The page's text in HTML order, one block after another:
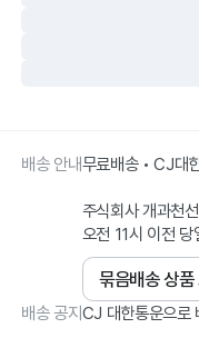
배송 안내무료배송 • CJ대
주식회사 개과천
오전 11시 이전
묶음배송 상품
배송 공지CJ 대한통운으로